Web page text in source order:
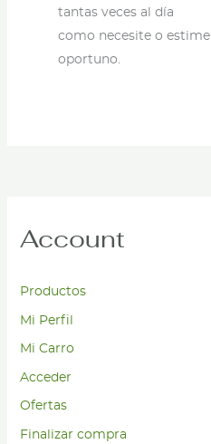
Account
Productos
Mi Perfil
Mi Carro
Acceder
Ofertas
Finalizar compra
tantas veces al día
como necesite o estime
oportuno.